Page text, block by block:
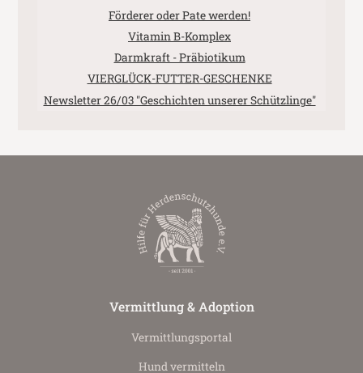
Förderer oder Pate werden!
Vitamin B-Komplex
Darmkraft - Präbiotikum
VIERGLÜCK-FUTTER-GESCHENKE
Newsletter 26/03 "Geschichten unserer Schützlinge"
Vermittlung & Adoption
Vermittlungs­portal
Hund vermitteln